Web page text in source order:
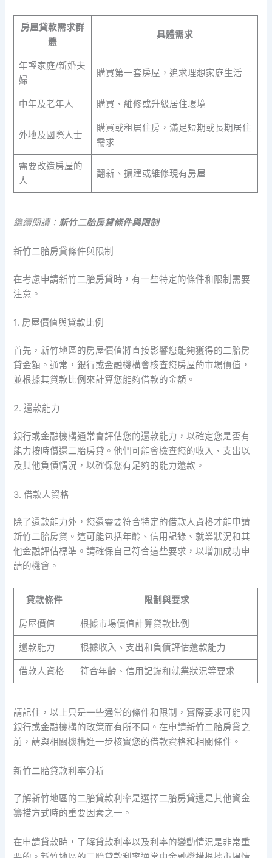
房屋貸款需求群
體
具體需求
年輕家庭/新婚夫
婦
購買第一套房屋，追求理想家庭生活
中年及老年人 購買、維修或升級居住環境
外地及國際人士
購買或租居住房，滿足短期或長期居住
需求
需要改造房屋的
人
翻新、擴建或維修現有房屋
繼續閱讀： 新竹二胎房貸條件與限制
新竹二胎房貸條件與限制
在考慮申請新竹二胎房貸時，有一些特定的條件和限制需要
注意。
1. 房屋價值與貸款比例
首先，新竹地區的房屋價值將直接影響您能夠獲得的二胎房
貸金額。通常，銀行或金融機構會核查您房屋的市場價值，
並根據其貸款比例來計算您能夠借款的金額。
2. 還款能力
銀行或金融機構通常會評估您的還款能力，以確定您是否有
能力按時償還二胎房貸。他們可能會檢查您的收入、支出以
及其他負債情況，以確保您有足夠的能力還款。
3. 借款人資格
除了還款能力外，您還需要符合特定的借款人資格才能申請
新竹二胎房貸。這可能包括年齡、信用記錄、就業狀況和其
他金融評估標準。請確保自己符合這些要求，以增加成功申
請的機會。
貸款條件 限制與要求
房屋價值 根據市場價值計算貸款比例
還款能力 根據收入、支出和負債評估還款能力
借款人資格 符合年齡、信用記錄和就業狀況等要求
請記住，以上只是一些通常的條件和限制，實際要求可能因
銀行或金融機構的政策而有所不同。在申請新竹二胎房貸之
前，請與相關機構進一步核實您的借款資格和相關條件。
新竹二胎貸款利率分析
了解新竹地區的二胎貸款利率是選擇二胎房貸還是其他資金
籌措方式時的重要因素之一。
在申請貸款時，了解貸款利率以及利率的變動情況是非常重